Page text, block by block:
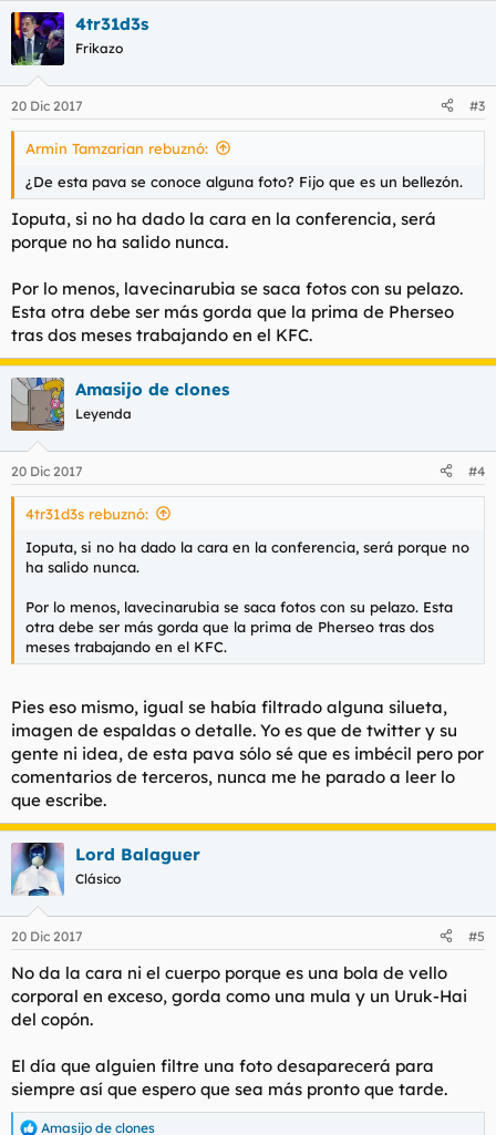
4tr31d3s
Frikazo
20 Dic 2017 #3
Armin Tamzarian rebuznó:
¿De esta pava se conoce alguna foto? Fijo que es un bellezón.
Ioputa, si no ha dado la cara en la conferencia, será
porque no ha salido nunca.
Por lo menos, lavecinarubia se saca fotos con su pelazo.
Esta otra debe ser más gorda que la prima de Pherseo
tras dos meses trabajando en el KFC.
Amasijo de clones
Leyenda
20 Dic 2017 #4
4tr31d3s rebuznó:
Ioputa, si no ha dado la cara en la conferencia, será porque no
ha salido nunca.
Por lo menos, lavecinarubia se saca fotos con su pelazo. Esta
otra debe ser más gorda que la prima de Pherseo tras dos
meses trabajando en el KFC.
Pies eso mismo, igual se había filtrado alguna silueta,
imagen de espaldas o detalle. Yo es que de twitter y su
gente ni idea, de esta pava sólo sé que es imbécil pero por
comentarios de terceros, nunca me he parado a leer lo
que escribe.
Lord Balaguer
Clásico
20 Dic 2017 #5
No da la cara ni el cuerpo porque es una bola de vello
corporal en exceso, gorda como una mula y un Uruk-Hai
del copón.
El día que alguien filtre una foto desaparecerá para
siempre así que espero que sea más pronto que tarde.
Amasijo de clones